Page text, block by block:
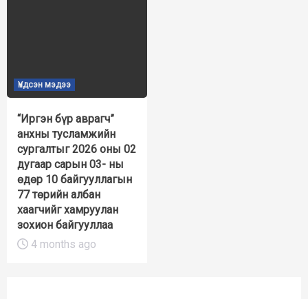
Үндсэн мэдээ
“Иргэн бүр аврагч”
анхны тусламжийн
сургалтыг 2026 оны 02
дугаар сарын 03- ны
өдөр 10 байгууллагын
77 төрийн албан
хаагчийг хамруулан
зохион байгууллаа
4 months ago